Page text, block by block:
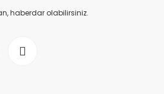
haberdar olabilirsiniz.